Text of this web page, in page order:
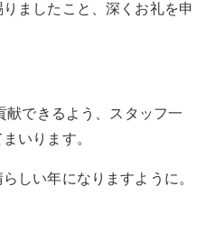
ましたこと、深くお礼を申
献できるよう、スタッフ一
いります。
しい年になりますように。